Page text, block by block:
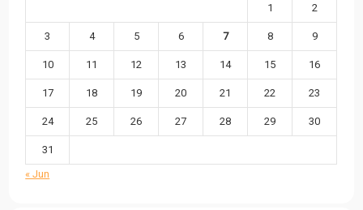
1 2
3 4 5 6 7 8 9
10 11 12 13 14 15 16
17 18 19 20 21 22 23
24 25 26 27 28 29 30
31
« Jun